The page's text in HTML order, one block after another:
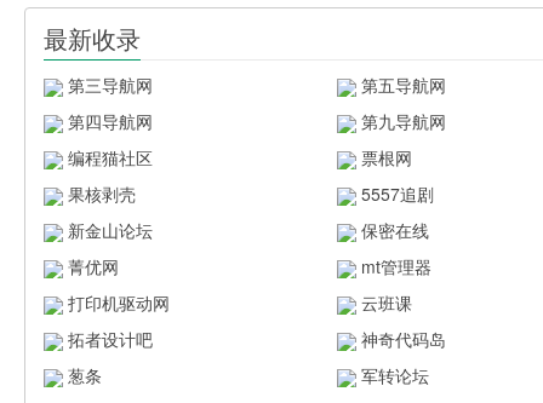
最新收录
第三导航网
第五导航网
第四导航网
第九导航网
编程猫社区
票根网
果核剥壳
5557追剧
新金山论坛
保密在线
菁优网
mt管理器
打印机驱动网
云班课
拓者设计吧
神奇代码岛
葱条
军转论坛